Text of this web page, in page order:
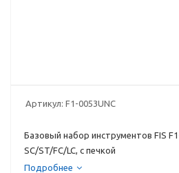
Артикул: F1-0053UNC
Базовый набор инструментов FIS
SC/ST/FC/LC, с печкой
Подробнее